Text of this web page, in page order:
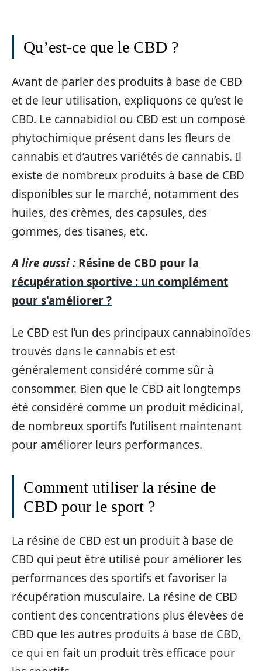
Qu’est-ce que le CBD ?
Avant de parler des produits à base de CBD
et de leur utilisation, expliquons ce qu’est le
CBD. Le cannabidiol ou CBD est un composé
phytochimique présent dans les fleurs de
cannabis et d’autres variétés de cannabis. Il
existe de nombreux produits à base de CBD
disponibles sur le marché, notamment des
huiles, des crèmes, des capsules, des
gommes, des tisanes, etc.
A lire aussi : Résine de CBD pour la
récupération sportive : un complément
pour s'améliorer ?
Le CBD est l’un des principaux cannabinoïdes
trouvés dans le cannabis et est
généralement considéré comme sûr à
consommer. Bien que le CBD ait longtemps
été considéré comme un produit médicinal,
de nombreux sportifs l’utilisent maintenant
pour améliorer leurs performances.
Comment utiliser la résine de
CBD pour le sport ?
La résine de CBD est un produit à base de
CBD qui peut être utilisé pour améliorer les
performances des sportifs et favoriser la
récupération musculaire. La résine de CBD
contient des concentrations plus élevées de
CBD que les autres produits à base de CBD,
ce qui en fait un produit très efficace pour